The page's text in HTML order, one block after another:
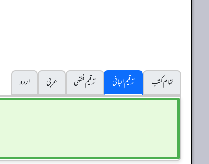
تمام کتب
ترقیم البانی ترقيم فقہی عربی
اردو